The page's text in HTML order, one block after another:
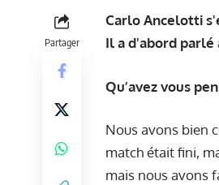
Partager
Carlo Ancelotti
Il a d'abord parlé
Qu’avez vous
Nous avons bien
match était fini,
mais nous avons